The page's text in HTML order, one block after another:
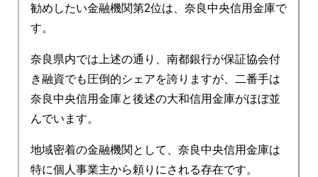
勧めしたい金融機関第2位は、奈良中央信用金庫で
す。
奈良県内では上述の通り、南都銀行が保証協会付
き融資でも圧倒的シェアを誇りますが、二番手は
奈良中央信用金庫と後述の大和信用金庫がほぼ並
んでいます。
地域密着の金融機関として、奈良中央信用金庫は
特に個人事業主から頼りにされる存在です。